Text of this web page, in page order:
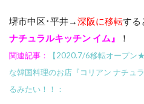
堺市中区･平井→深阪に移転する
ナチュラルキッチン イム』
！
関連記事：
【2020.7/6移転オープン
な韓国料理のお店『コリアン ナチュ
るみたい！！：